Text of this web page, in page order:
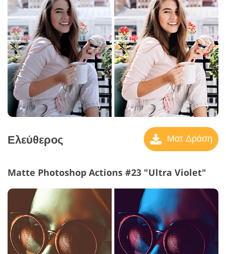
Ελεύθερος Ματ Δράση
Matte Photoshop Actions #23 "Ultra Violet"